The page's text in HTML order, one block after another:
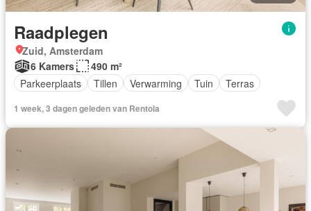
Raadplegen
Zuid, Amsterdam
6 Kamers
490 m²
Parkeerplaats
Tillen Verwarming Tuin Terras
1 week, 3 dagen geleden van Rentola